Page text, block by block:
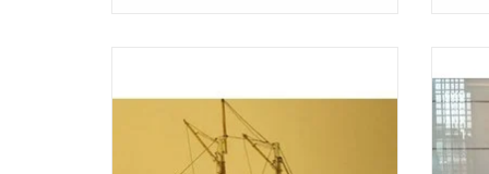
TOEVOEGEN AAN WINKELWAGEN